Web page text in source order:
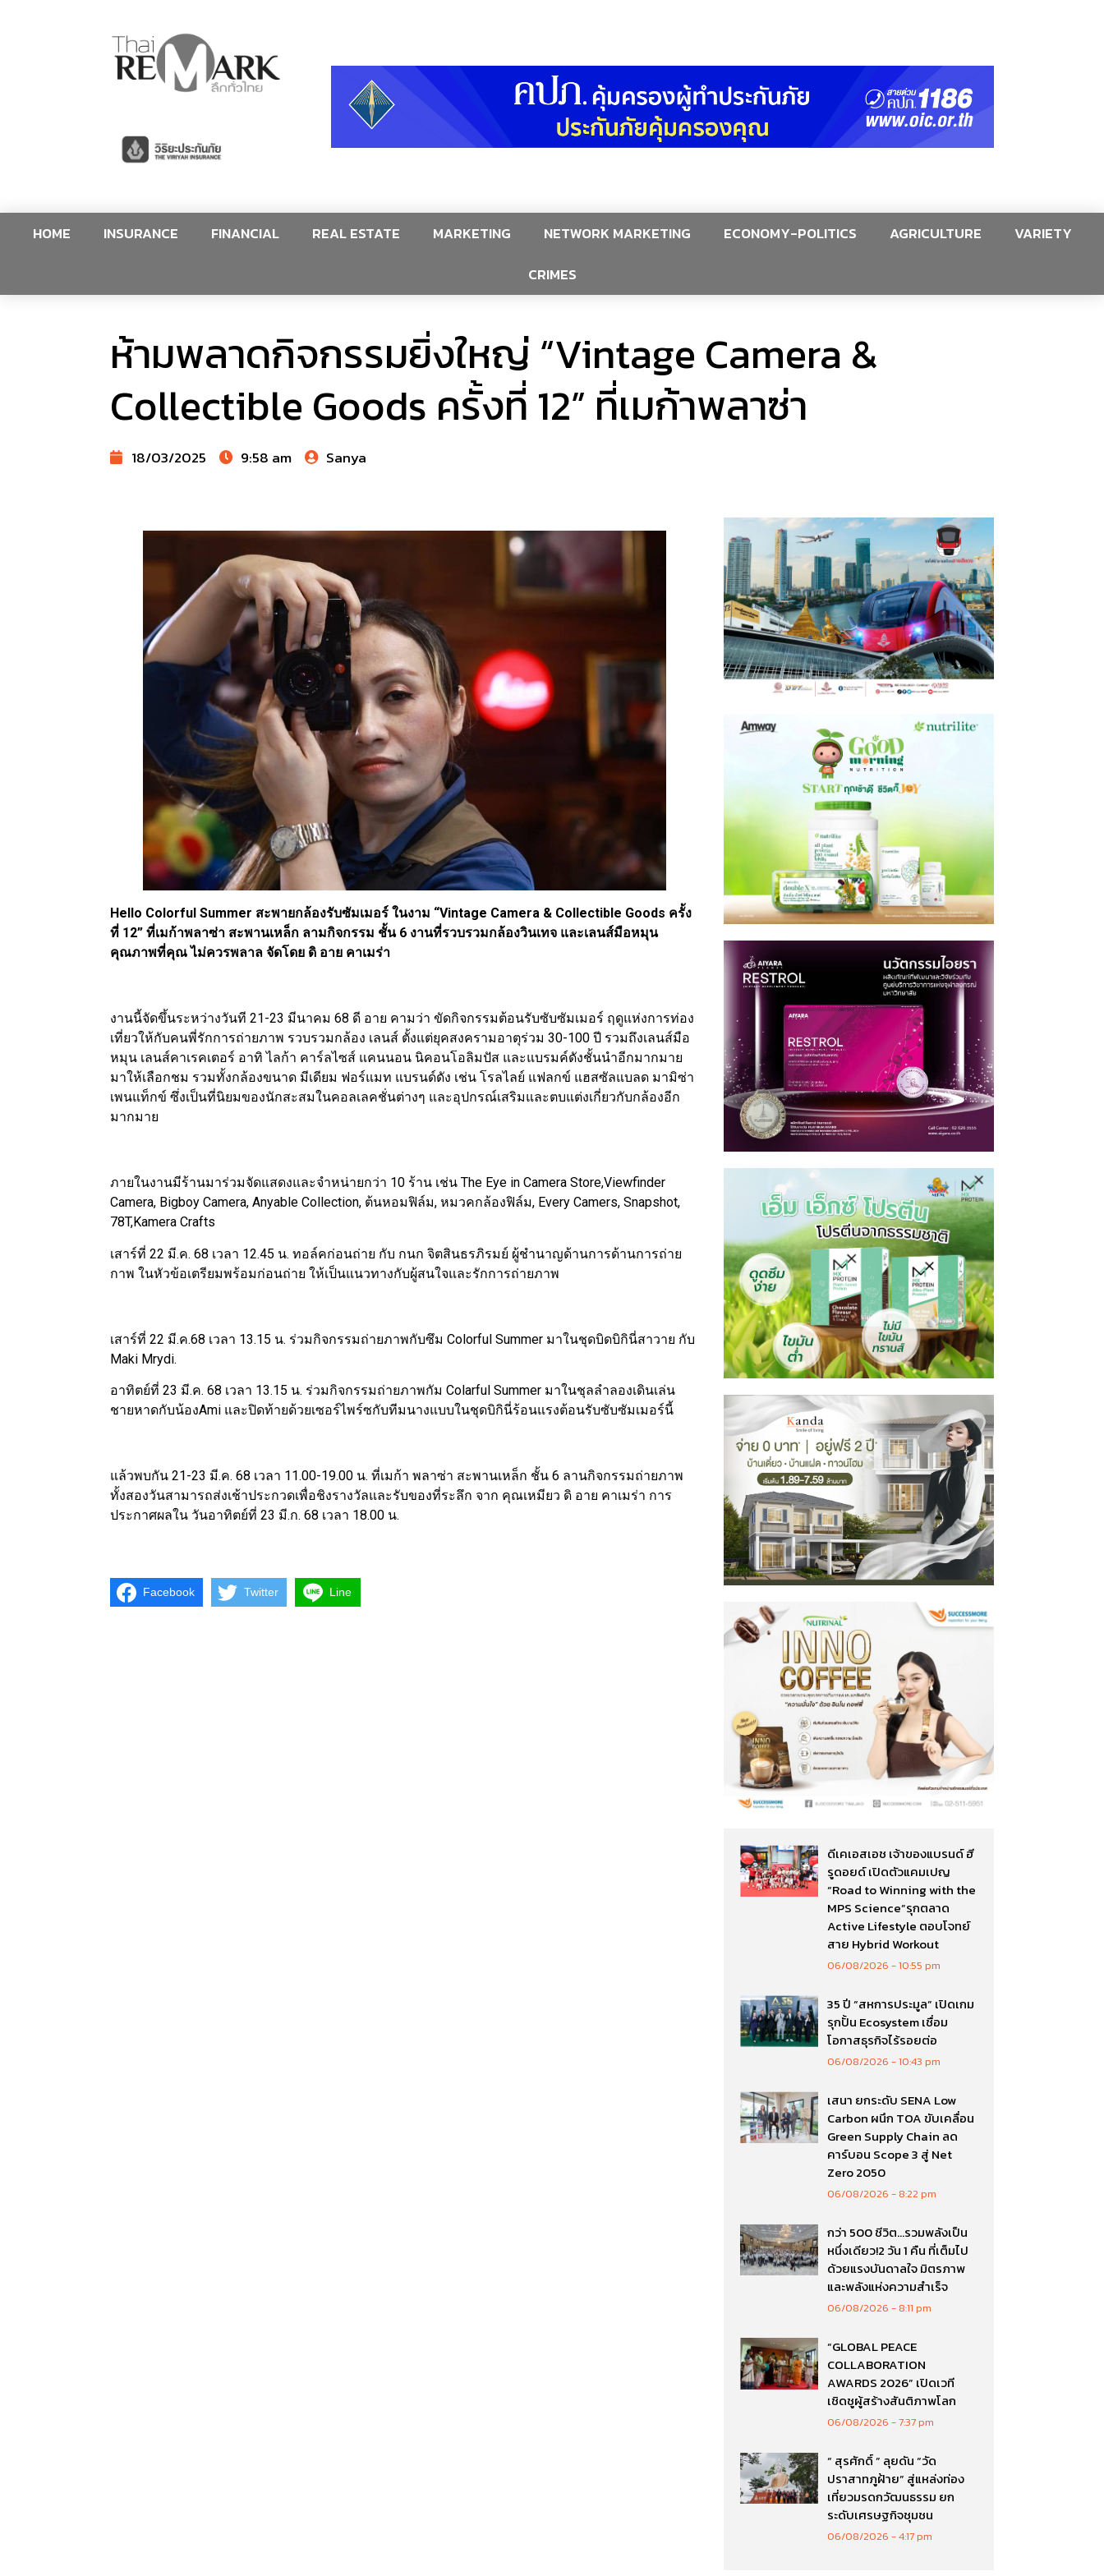
HOME INSURANCE FINANCIAL REAL ESTATE MARKETING NETWORK MARKETING ECONOMY-POLITICS AGRICULTURE
VARIETY
CRIMES
ห้ามพลาดกิจกรรมยิ่งใหญ่ “Vintage Camera &
Collectible Goods ครั้งที่ 12” ที่เมก้าพลาซ่า
18/03/2025 9:58 am Sanya
Hello Colorful Summer สะพายกล้องรับซัมเมอร์ ในงาม “Vintage Camera & Collectible Goods ครั้ง
ที่ 12” ที่เมก้าพลาซ่า สะพานเหล็ก ลามกิจกรรม ชั้น 6 งานที่รวบรวมกล้องวินเทจ และเลนส์มือหมุน
คุณภาพที่คุณ ไม่ควรพลาล จัดโดย ดิ อาย คาเมร่า
งานนี้จัดขึ้นระหว่างวันที 21-23 มีนาคม 68 ดี อาย คามว่า ขัดกิจกรรมต้อนรับซับซัมเมอร์ ฤดูแห่งการท่อง
เที่ยวให้กับคนพี่รักการถ่ายภาพ รวบรวมกล้อง เลนส์ ตั้งแต่ยุคสงครามอาตุร่วม 30-100 ปี รวมถึงเลนส์มือ
หมุน เลนส์คาเรคเตอร์ อาทิ ไลก้า คาร์ลไซส์ แคนนอน นิคอนโอลิมปัส และแบรมค์ดังชั้นนำอีกมากมาย
มาให้เลือกชม รวมทั้งกล้องขนาด มีเดียม ฟอร์แมท แบรนด์ดัง เช่น โรลไลย์ แฟลกข์ แฮสซัลแบลด มามิซ่า
เพนแท็กข์ ซึ่งเป็นที่นิยมของนักสะสมในคอลเลคชั่นต่างๆ และอุปกรณ์เสริมและตบแต่งเกี่ยวกับกล้องอีก
มากมาย
ภายในงานมีร้านมาร่วมจัดแสดงและจำหน่ายกว่า 10 ร้าน เช่น The Eye in Camera Store,Viewfinder
Camera, Bigboy Camera, Anyable Collection, ต้นหอมฟิล์ม, หมวคกล้องฟิล์ม, Every Camers, Snapshot,
78T,Kamera Crafts
เสาร์ที่ 22 มี.ค. 68 เวลา 12.45 น. ทอล์คก่อนถ่าย กับ กนก จิตสินธรภิรมย์ ผู้ชำนาญด้านการด้านการถ่าย
กาพ ในหัวข้อเตรียมพร้อมก่อนถ่าย ให้เป็นแนวทางกับผู้สนใจและรักการถ่ายภาพ
เสาร์ที่ 22 มี.ค.68 เวลา 13.15 น. ร่วมกิจกรรมถ่ายภาพกับซึม Colorful Summer มาในชุดบิดบิกินี่สาวาย กับ
Maki Mrydi.
อาทิตย์ที่ 23 มี.ค. 68 เวลา 13.15 น. ร่วมกิจกรรมถ่ายภาพกัม Colarful Summer มาในชุลลำลองเดินเล่น
ชายหาดกับน้องAmi และปิดท้ายด้วยเซอร์ไพร์ซกับทีมนางแบบในชุดบิกินี่ร้อนแรงต้อนรับซับซัมเมอร์นี้
แล้วพบกัน 21-23 มี.ค. 68 เวลา 11.00-19.00 น. ที่เมก้า พลาซ่า สะพานเหล็ก ชั้น 6 ลานกิจกรรมถ่ายภาพ
ทั้งสองวันสามารถส่งเช้าประกวดเพื่อชิงรางวัลและรับของที่ระลึก จาก คุณเหมียว ดิ อาย คาเมร่า การ
ประกาศผลใน วันอาทิตย์ที่ 23 มี.ก. 68 เวลา 18.00 น.
Facebook Twitter Line
ดีเคเอสเอช เจ้าของแบรนด์ ฮี
รูดอยด์ เปิดตัวแคมเปญ
“Road to Winning with the
MPS Science”รุกตลาด
Active Lifestyle ตอบโจทย์
สาย Hybrid Workout
06/08/2026 10:55 pm
35 ปี “สหการประมูล” เปิดเกม
รุกปั้น Ecosystem เชื่อม
โอกาสธุรกิจไร้รอยต่อ
06/08/2026 10:43 pm
เสนา ยกระดับ SENA Low
Carbon ผนึก TOA ขับเคลื่อน
Green Supply Chain ลด
คาร์บอน Scope 3 สู่ Net
Zero 2050
06/08/2026 8:22 pm
กว่า 500 ชีวิต…รวมพลังเป็น
หนึ่งเดียว!2 วัน 1 คืน ที่เต็มไป
ด้วยแรงบันดาลใจ มิตรภาพ
และพลังแห่งความสำเร็จ
06/08/2026 8:11 pm
“GLOBAL PEACE
COLLABORATION
AWARDS 2026” เปิดเวที
เชิดชูผู้สร้างสันติภาพโลก
06/08/2026 7:37 pm
“ สุรศักดิ์ ” ลุยดัน “วัด
ปราสาทภูฝ้าย” สู่แหล่งท่อง
เที่ยวมรดกวัฒนธรรม ยก
ระดับเศรษฐกิจชุมชน
06/08/2026 4:17 pm